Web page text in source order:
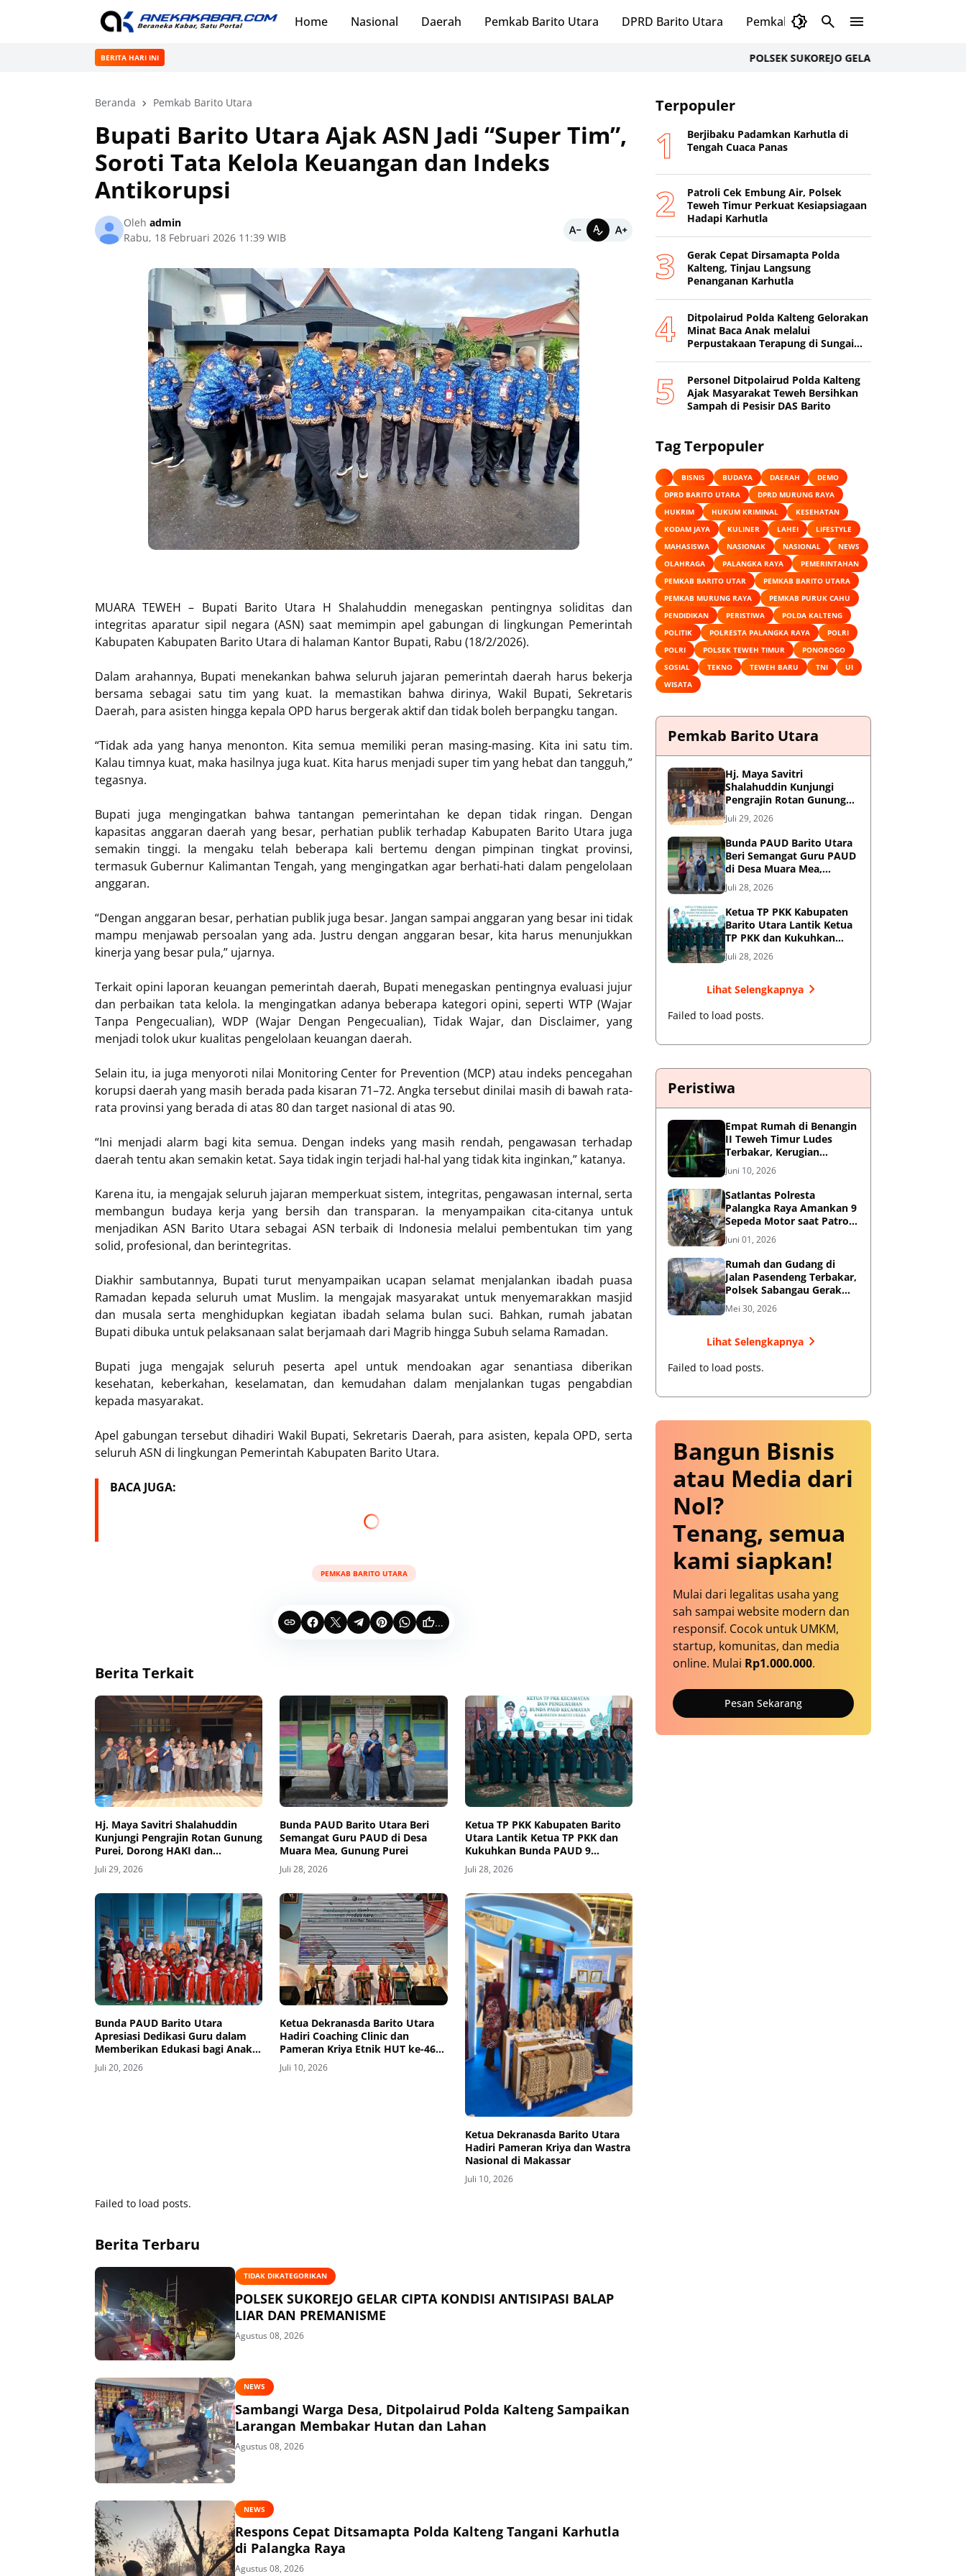
Home Nasional Daerah Pemkab Barito Utara DPRD Barito Utara Pemkab Murung Raya
BERITA HARI INI POLSEK SUKOREJO GELAR CIPTA KONDISI
Beranda Pemkab Barito Utara
Bupati Barito Utara Ajak ASN Jadi “Super Tim”,
Soroti Tata Kelola Keuangan dan Indeks
Antikorupsi
Oleh admin
Rabu, 18 Februari 2026 11:39 WIB
MUARA TEWEH – Bupati Barito Utara H Shalahuddin menegaskan pentingnya soliditas dan
integritas aparatur sipil negara (ASN) saat memimpin apel gabungan di lingkungan Pemerintah
Kabupaten Kabupaten Barito Utara di halaman Kantor Bupati, Rabu (18/2/2026).
Dalam arahannya, Bupati menekankan bahwa seluruh jajaran pemerintah daerah harus bekerja
bersama sebagai satu tim yang kuat. Ia memastikan bahwa dirinya, Wakil Bupati, Sekretaris
Daerah, para asisten hingga kepala OPD harus bergerak aktif dan tidak boleh berpangku tangan.
“Tidak ada yang hanya menonton. Kita semua memiliki peran masing-masing. Kita ini satu tim.
Kalau timnya kuat, maka hasilnya juga kuat. Kita harus menjadi super tim yang hebat dan tangguh,”
tegasnya.
Bupati juga mengingatkan bahwa tantangan pemerintahan ke depan tidak ringan. Dengan
kapasitas anggaran daerah yang besar, perhatian publik terhadap Kabupaten Barito Utara juga
semakin tinggi. Ia mengaku telah beberapa kali bertemu dengan pimpinan tingkat provinsi,
termasuk Gubernur Kalimantan Tengah, yang mengingatkan agar berhati-hati dalam pengelolaan
anggaran.
“Dengan anggaran besar, perhatian publik juga besar. Jangan sampai anggaran yang besar ini tidak
mampu menjawab persoalan yang ada. Justru dengan anggaran besar, kita harus menunjukkan
kinerja yang besar pula,” ujarnya.
Terkait opini laporan keuangan pemerintah daerah, Bupati menegaskan pentingnya evaluasi jujur
dan perbaikan tata kelola. Ia mengingatkan adanya beberapa kategori opini, seperti WTP (Wajar
Tanpa Pengecualian), WDP (Wajar Dengan Pengecualian), Tidak Wajar, dan Disclaimer, yang
menjadi tolok ukur kualitas pengelolaan keuangan daerah.
Selain itu, ia juga menyoroti nilai Monitoring Center for Prevention (MCP) atau indeks pencegahan
korupsi daerah yang masih berada pada kisaran 71–72. Angka tersebut dinilai masih di bawah rata-
rata provinsi yang berada di atas 80 dan target nasional di atas 90.
“Ini menjadi alarm bagi kita semua. Dengan indeks yang masih rendah, pengawasan terhadap
daerah tentu akan semakin ketat. Saya tidak ingin terjadi hal-hal yang tidak kita inginkan,” katanya.
Karena itu, ia mengajak seluruh jajaran memperkuat sistem, integritas, pengawasan internal, serta
membangun budaya kerja yang bersih dan transparan. Ia menyampaikan cita-citanya untuk
menjadikan ASN Barito Utara sebagai ASN terbaik di Indonesia melalui pembentukan tim yang
solid, profesional, dan berintegritas.
Diakhir sambutannya, Bupati turut menyampaikan ucapan selamat menjalankan ibadah puasa
Ramadan kepada seluruh umat Muslim. Ia mengajak masyarakat untuk menyemarakkan masjid
dan musala serta menghidupkan kegiatan ibadah selama bulan suci. Bahkan, rumah jabatan
Bupati dibuka untuk pelaksanaan salat berjamaah dari Magrib hingga Subuh selama Ramadan.
Bupati juga mengajak seluruh peserta apel untuk mendoakan agar senantiasa diberikan
kesehatan, keberkahan, keselamatan, dan kemudahan dalam menjalankan tugas pengabdian
kepada masyarakat.
Apel gabungan tersebut dihadiri Wakil Bupati, Sekretaris Daerah, para asisten, kepala OPD, serta
seluruh ASN di lingkungan Pemerintah Kabupaten Barito Utara.
BACA JUGA:
PEMKAB BARITO UTARA
...
Berita Terkait
Hj. Maya Savitri Shalahuddin
Kunjungi Pengrajin Rotan Gunung
Purei, Dorong HAKI dan
Penguatan UMKM Berbasis
Kearifan Lokal
Juli 29, 2026
Bunda PAUD Barito Utara Beri
Semangat Guru PAUD di Desa
Muara Mea, Gunung Purei
Juli 28, 2026
Ketua TP PKK Kabupaten Barito
Utara Lantik Ketua TP PKK dan
Kukuhkan Bunda PAUD 9
Kecamatan
Juli 28, 2026
Bunda PAUD Barito Utara
Apresiasi Dedikasi Guru dalam
Memberikan Edukasi bagi Anak
Usia Dini
Juli 20, 2026
Ketua Dekranasda Barito Utara
Hadiri Coaching Clinic dan
Pameran Kriya Etnik HUT ke-46
Dekranas di Makassar
Juli 10, 2026
Ketua Dekranasda Barito Utara
Hadiri Pameran Kriya dan Wastra
Nasional di Makassar
Juli 10, 2026
Failed to load posts.
Berita Terbaru
TIDAK DIKATEGORIKAN
POLSEK SUKOREJO GELAR CIPTA KONDISI ANTISIPASI BALAP
LIAR DAN PREMANISME
Agustus 08, 2026
NEWS
Sambangi Warga Desa, Ditpolairud Polda Kalteng Sampaikan
Larangan Membakar Hutan dan Lahan
Agustus 08, 2026
NEWS
Respons Cepat Ditsamapta Polda Kalteng Tangani Karhutla
di Palangka Raya
Agustus 08, 2026
Terpopuler
Berjibaku Padamkan Karhutla di
Tengah Cuaca Panas
Patroli Cek Embung Air, Polsek
Teweh Timur Perkuat Kesiapsiagaan
Hadapi Karhutla
Gerak Cepat Dirsamapta Polda
Kalteng, Tinjau Langsung
Penanganan Karhutla
Ditpolairud Polda Kalteng Gelorakan
Minat Baca Anak melalui
Perpustakaan Terapung di Sungai
Personel Ditpolairud Polda Kalteng
Ajak Masyarakat Teweh Bersihkan
Sampah di Pesisir DAS Barito
Tag Terpopuler
BISNIS BUDAYA DAERAH
DEMO
DPRD BARITO UTARA
DPRD MURUNG RAYA
HUKRIM
HUKUM KRIMINAL
KESEHATAN
KODAM JAYA
KULINER LAHEI
LIFESTYLE
MAHASISWA
NASIONAK NASIONAL
NEWS
OLAHRAGA
PALANGKA RAYA
PEMERINTAHAN
PEMKAB BARITO UTAR
PEMKAB BARITO UTARA
PEMKAB MURUNG RAYA
PEMKAB PURUK CAHU
PENDIDIKAN
PERISTIWA
POLDA KALTENG
POLITIK
POLRESTA PALANGKA RAYA
POLRI
POLRI
POLSEK TEWEH TIMUR
PONOROGO
SOSIAL
TEKNO TEWEH BARU TNI
UI
WISATA
Pemkab Barito Utara
Hj. Maya Savitri
Shalahuddin Kunjungi
Pengrajin Rotan Gunung
Purei, Dorong HAKI dan
Penguatan UMKM Berbasis
Kearifan Lokal
Juli 29, 2026
Bunda PAUD Barito Utara
Beri Semangat Guru PAUD
di Desa Muara Mea,
Gunung Purei
Juli 28, 2026
Ketua TP PKK Kabupaten
Barito Utara Lantik Ketua
TP PKK dan Kukuhkan
Bunda PAUD 9 Kecamatan
Juli 28, 2026
Lihat Selengkapnya
Failed to load posts.
Peristiwa
Empat Rumah di Benangin
II Teweh Timur Ludes
Terbakar, Kerugian
Diperkirakan Rp550 Juta
Juni 10, 2026
Satlantas Polresta
Palangka Raya Amankan 9
Sepeda Motor saat Patroli
Antisipasi Balapan Liar
Juni 01, 2026
Rumah dan Gudang di
Jalan Pasendeng Terbakar,
Polsek Sabangau Gerak
Cepat Datangi TKP
Mei 30, 2026
Lihat Selengkapnya
Failed to load posts.
Bangun Bisnis
atau Media dari
Nol?
Tenang, semua
kami siapkan!
Mulai dari legalitas usaha yang
sah sampai website modern dan
responsif. Cocok untuk UMKM,
startup, komunitas, dan media
online. Mulai Rp1.000.000.
Pesan Sekarang